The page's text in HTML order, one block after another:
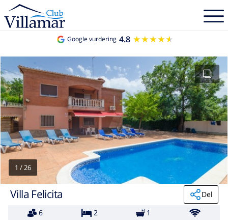
Google vurdering 4.8 ★★★★★
★★★★★
1 /26
Villa Felicita
Del
6
2 1